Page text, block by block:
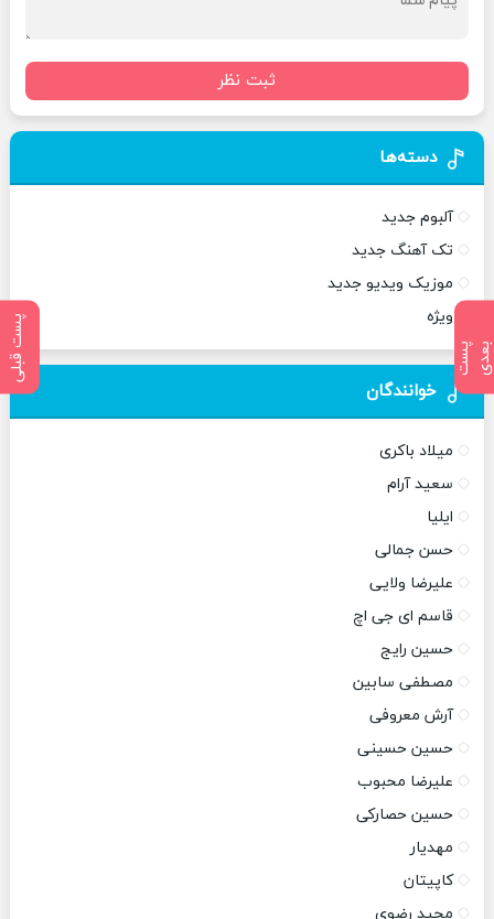
پ
س
ت
ب
ع
د ی پست قبلی
ثبت نظر
دسته‌ها
آلبوم جدید
تک آهنگ جدید
موزیک ویدیو جدید
ویژه
خوانندگان
میلاد باکری
سعید آرام
ایلیا
حسن جمالی
علیرضا ولایی
قاسم ای جی اچ
حسین رایج
مصطفی سابین
آرش معروفی
حسین حسینی
علیرضا محبوب
حسین حصارکی
مهدیار
کاپیتان
مجید رضوی